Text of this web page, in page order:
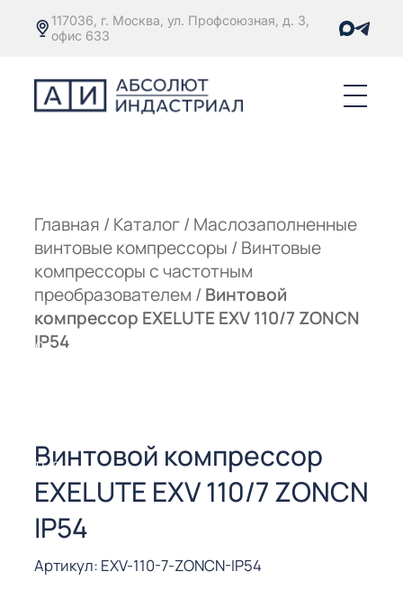
117036, г. Москва, ул. Профсоюзная, д. 3,
офис 633
Главная / Каталог/ Маслозаполненные
винтовые компрессоры / Винтовые
компрессоры с частотным
преобразователем / Винтовой
компрессор EXELUTE EXV 110/7 ZONCN
IP54
Винтовой компрессор
EXELUTE EXV 110/7 ZONCN
IP54
Артикул: EXV-110-7-ZONCN-IP54
С